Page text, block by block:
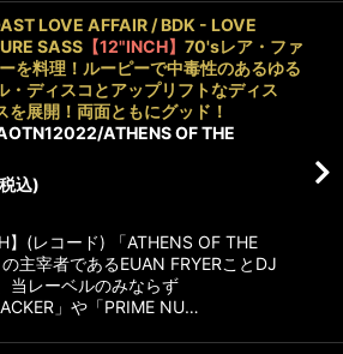
LOVE AFFAIR / BDK - LOVE
SASS 【12"INCH】 70'sレア・ファ
を料理！ルーピーで中毒性のあるゆる
・ディスコとアップリフトなディス
を展開！両面ともにグッド！
ATHENS OF THE
込)
】(レコード) 「ATHENS OF THE
主宰者であるEUAN FRYERことDJ
当レーベルのみならず
」や「PRIME NU…